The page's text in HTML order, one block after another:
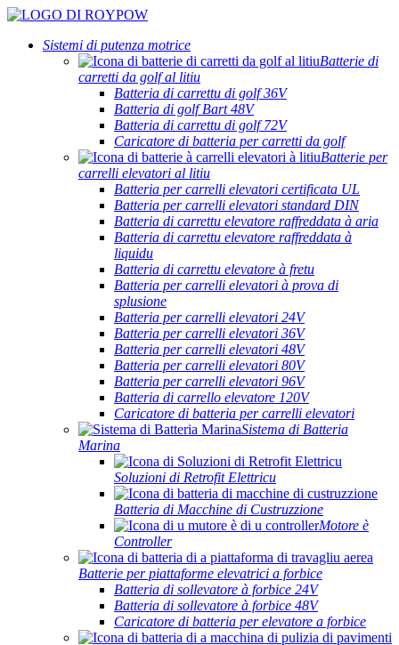
Sistemi di putenza motrice
Batterie di
carretti da golf al litiu
Batteria di carrettu di golf 36V
Batteria di golf Bart 48V
Batteria di carrettu di golf 72V
Caricatore di batteria per carretti da golf
Batterie per
carrelli elevatori al litiu
Batteria per carrelli elevatori certificata UL
Batteria per carrelli elevatori standard DIN
Batteria di carrettu elevatore raffreddata à aria
Batteria di carrettu elevatore raffreddata à
liquidu
Batteria di carrettu elevatore à fretu
Batteria per carrelli elevatori à prova di
splusione
Batteria per carrelli elevatori 24V
Batteria per carrelli elevatori 36V
Batteria per carrelli elevatori 48V
Batteria per carrelli elevatori 80V
Batteria per carrelli elevatori 96V
Batteria di carrello elevatore 120V
Caricatore di batteria per carrelli elevatori
Sistema di Batteria
Marina
Soluzioni di Retrofit Elettricu
Batteria di Macchine di Custruzzione
Motore è
Controller
Batterie per piattaforme elevatrici a forbice
Batteria di sollevatore à forbice 24V
Batteria di sollevatore à forbice 48V
Caricatore di batteria per elevatore a forbice